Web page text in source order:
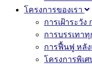
โครงการของเรา
การเฝ้าระวั
การบรรเทา
การฟื้นฟู หลั
โครงการพิเศ